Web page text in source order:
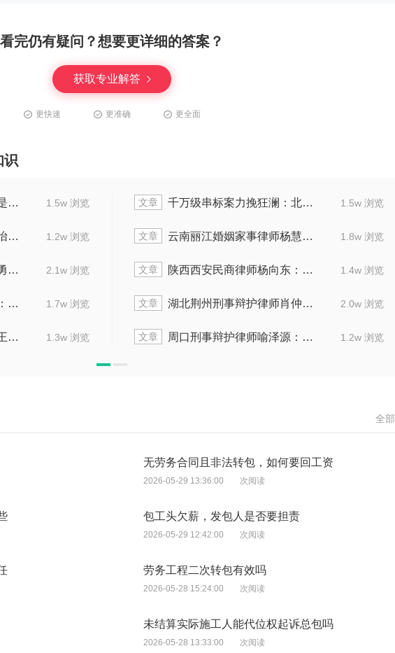
看完仍有疑问？想要更详细的答案？
获取专业解答
更快速 更准确 更全面
识
1.5w 浏览 1.5w 浏览
文章 千万级串标案力挽狂澜：北京声驰(南昌)律所代理串通投标案获缓刑纪实
1.2w 浏览
用 1.8w 浏览
文章 云南丽江婚姻家事律师杨慧：代理离婚案助当事人解脱
2.1w 浏览 1.4w 浏览
文章 陕西西安民商律师杨向东：擅处理医疗及行政纠纷
1.7w 浏览 2.0w 浏览
文章 湖北荆州刑事辩护律师肖仲鹏：精准辩护多起刑案
1.3w 浏览 1.2w 浏览
文章 周口刑事辩护律师喻泽源：擅长疑难复杂刑案
全部
无劳务合同且非法转包，如何要回工资
2026-05-29 13:36:00 次阅读
包工头欠薪，发包人是否要担责
2026-05-29 12:42:00 次阅读
劳务工程二次转包有效吗
2026-05-28 15:24:00 次阅读
未结算实际施工人能代位权起诉总包吗
2026-05-28 13:33:00 次阅读